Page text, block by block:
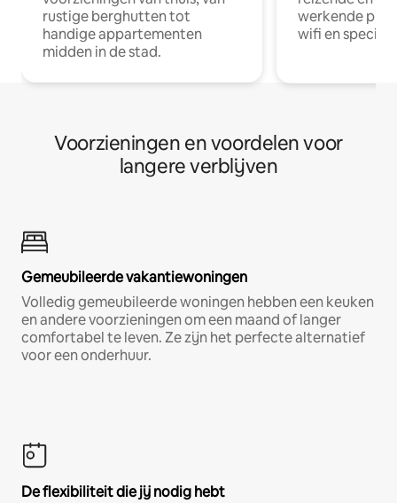
rustige berghutten tot
handige appartementen
midden in de stad.
werkende
wifi en
Voorzieningen en voordelen voor
langere verblijven
Gemeubileerde vakantiewoningen
Volledig gemeubileerde woningen hebben een keuken
en andere voorzieningen om een maand of langer
comfortabel te leven. Ze zijn het perfecte alternatief
voor een onderhuur.
De flexibiliteit die jij nodig hebt